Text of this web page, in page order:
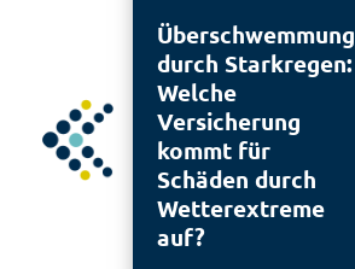
Überschwemmung
durch Starkregen:
Welche
Versicherung
kommt für
Schäden durch
Wetterextreme
auf?